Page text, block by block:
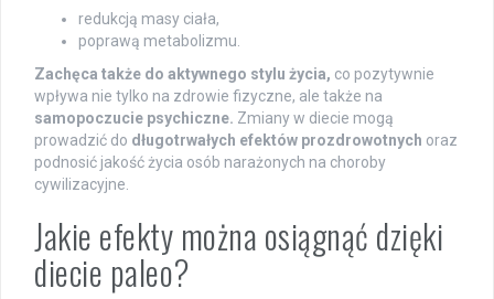
redukcją masy ciała,
poprawą metabolizmu.
Zachęca także do aktywnego stylu życia, co pozytywnie
wpływa nie tylko na zdrowie fizyczne, ale także na
samopoczucie psychiczne. Zmiany w diecie mogą
prowadzić do długotrwałych efektów prozdrowotnych oraz
podnosić jakość życia osób narażonych na choroby
cywilizacyjne.
Jakie efekty można osiągnąć dzięki
diecie paleo?